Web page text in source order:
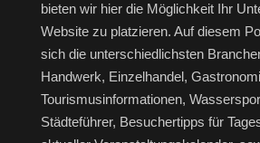
bieten wir hier die Möglichkeit Ihr
Website zu platzieren. Auf diesem
sich die unterschiedlichsten
Handwerk, Einzelhandel,
Tourismusinformationen,
Städteführer, Besuchertipps für